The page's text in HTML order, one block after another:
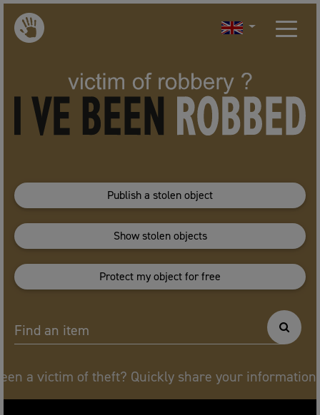
Publish a stolen object
Show stolen objects
Protect my object for free
Find an item
Quickly share your information below. Think